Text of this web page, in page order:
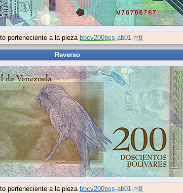
perteneciente a la pieza bbcv200bss-ab01-m8
Reverso
perteneciente a la pieza bbcv200bss-ab01-m8